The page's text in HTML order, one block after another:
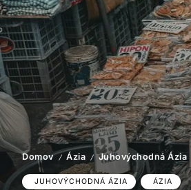
Domov / Ázia / Juhovýchodná Ázia
JUHOVÝCHODNÁ ÁZIA ÁZIA